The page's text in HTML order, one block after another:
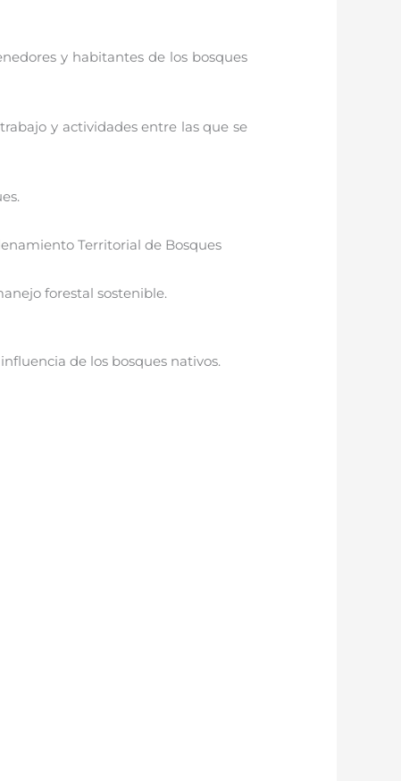
y habitantes de los bosques
y actividades entre las que se
Territorial de Bosques
forestal sostenible.
de los bosques nativos.